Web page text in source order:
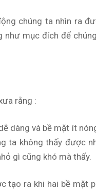
chúng ta nhìn ra
như mục đích để
rằng :
dàng và bề mặt ít
ta không thấy được
gì cũng khó mà thấy.
tạo ra khi hai bề mặt